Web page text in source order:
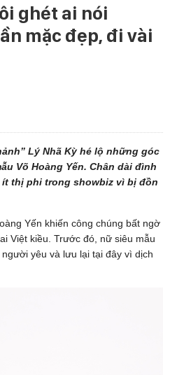
ghét ai nói
mặc đẹp, đi vài
Lý Nhã Kỳ hé lộ những góc
Võ Hoàng Yến. Chân dài đình
thị phi trong showbiz vì bị đồn
Yến khiến công chúng bất ngờ
Việt kiều. Trước đó, nữ siêu mẫu
yêu và lưu lại tại đây vì dịch